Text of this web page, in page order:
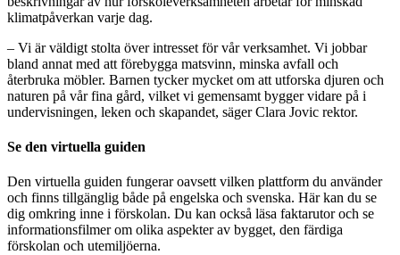
klimatpåverkan varje dag.
– Vi är väldigt stolta över intresset för vår verksamhet. Vi jobbar
bland annat med att förebygga matsvinn, minska avfall och
återbruka möbler. Barnen tycker mycket om att utforska djuren och
naturen på vår fina gård, vilket vi gemensamt bygger vidare på i
undervisningen, leken och skapandet, säger Clara Jovic rektor.
Se den virtuella guiden
Den virtuella guiden fungerar oavsett vilken plattform du använder
och finns tillgänglig både på engelska och svenska. Här kan du se
dig omkring inne i förskolan. Du kan också läsa faktarutor och se
informationsfilmer om olika aspekter av bygget, den färdiga
förskolan och utemiljöerna.